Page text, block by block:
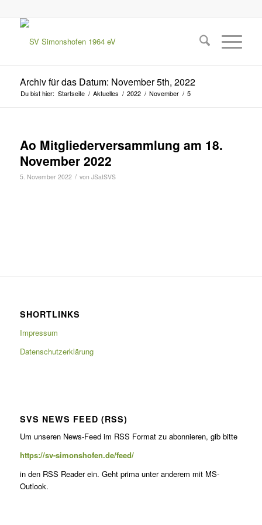
Archiv für das Datum: November 5th, 2022
Du bist hier: Startseite / Aktuelles / 2022 / November / 5
Ao Mitgliederversammlung am 18.
November 2022
5. November 2022 / von JSatSVS
SHORTLINKS
Impressum
Datenschutzerklärung
SVS NEWS FEED (RSS)
Um unseren News-Feed im RSS For­mat zu abon­nieren, gib bitte
https://sv-simonshofen.de/feed/
in den RSS Read­er ein. Geht pri­ma unter anderem mit MS-
Outlook.